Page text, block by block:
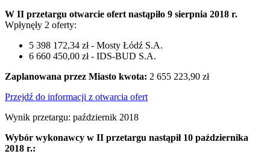
W II przetargu otwarcie ofert nastąpiło 9 sierpnia 2018 r.
Wpłynęły 2 oferty:
5 398 172,34 zł - Mosty Łódź S.A.
6 660 450,00 zł - IDS-BUD S.A.
Zaplanowana przez Miasto kwota: 2 655 223,90 zł
Przejdź do informacji z otwarcia ofert
Wynik przetargu: październik 2018
Wybór wykonawcy w II przetargu nastąpił 10 października
2018 r.: